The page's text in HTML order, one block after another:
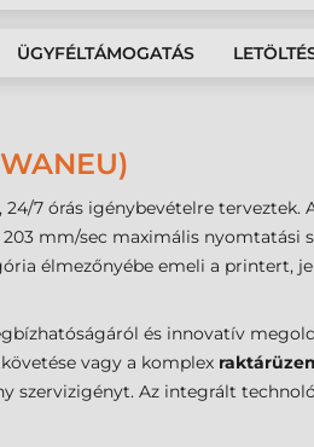
ÜGYFÉLTÁMOGATÁS
7 órás igénybevételre terveztek.
mm/sec maximális nyomtatási
élmezőnyébe emeli a printert,
és innovatív
vagy a komplex
szervizigényt. Az integrált